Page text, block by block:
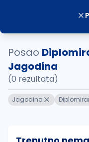
Posao
Jagodina
(0 rezultata)
Jagodina